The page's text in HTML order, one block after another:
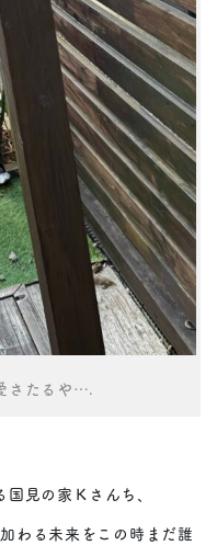
さたるや….
見の家Ｋさんち、
わる未来をこの時まだ誰